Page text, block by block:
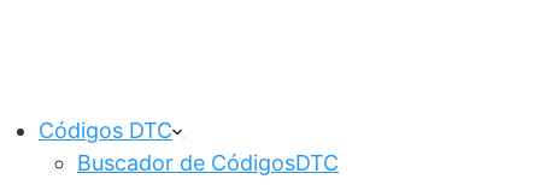
Códigos DTC
Buscador de CódigosDTC